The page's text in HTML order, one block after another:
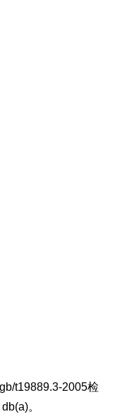
gb/t19889.3-2005检
。